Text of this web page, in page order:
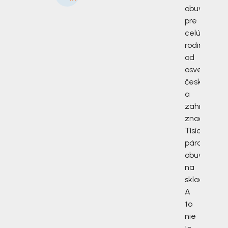
obuv
pre
celú
rodinu
od
českých
a
značiek.
Tisíce
párov
obuvi
na
sklade.
A
to
nie